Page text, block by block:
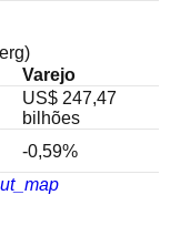
Varejo
US$ 247,47
bilhões
-0,59%